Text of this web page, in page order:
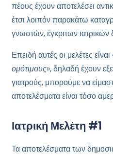
πέους έχουν αποτελέσει
έτσι λοιπόν παρακάτω
γνωστών, έγκριτων ιατρικών
Επειδή αυτές οι μελέτες είναι
ομότιμους», δηλαδή έχουν
γιατρούς, μπορούμε να
αποτελέσματα είναι τόσο
Ιατρική Μελέτη #1
Τα αποτελέσματα των